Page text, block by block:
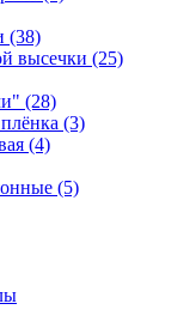
(38)
высечки (25)
(28)
(3)
(4)
(5)